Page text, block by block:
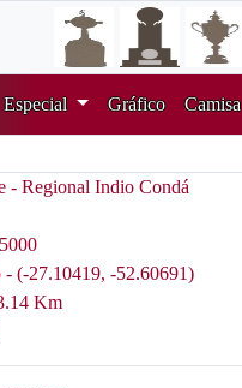
Especial Gráfico Camisa
- Regional Indio Condá
- (-27.10419, -52.60691)
Km